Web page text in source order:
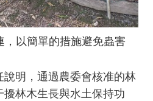
，以簡單的措施避免蟲害
明，通過農委會核准的林
林木生長與水土保持功